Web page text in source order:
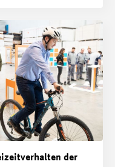
der